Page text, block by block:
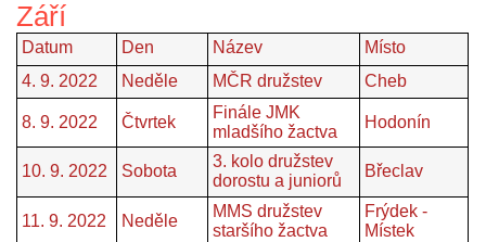
Září
Datum Den Název
Místo
4. 9. 2022
Neděle MČR družstev Cheb
8. 9. 2022 Čtvrtek
Finále JMK
mladšího žactva
Hodonín
10. 9. 2022 Sobota
3. kolo družstev
dorostu a juniorů
Břeclav
11. 9. 2022 Neděle
MMS družstev
staršího žactva
Frýdek -
Místek